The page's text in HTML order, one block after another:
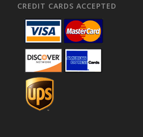
CREDIT CARDS ACCEPTED